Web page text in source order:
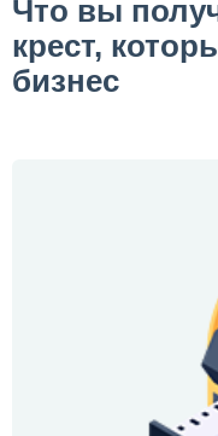
Что вы
крест,
бизнес